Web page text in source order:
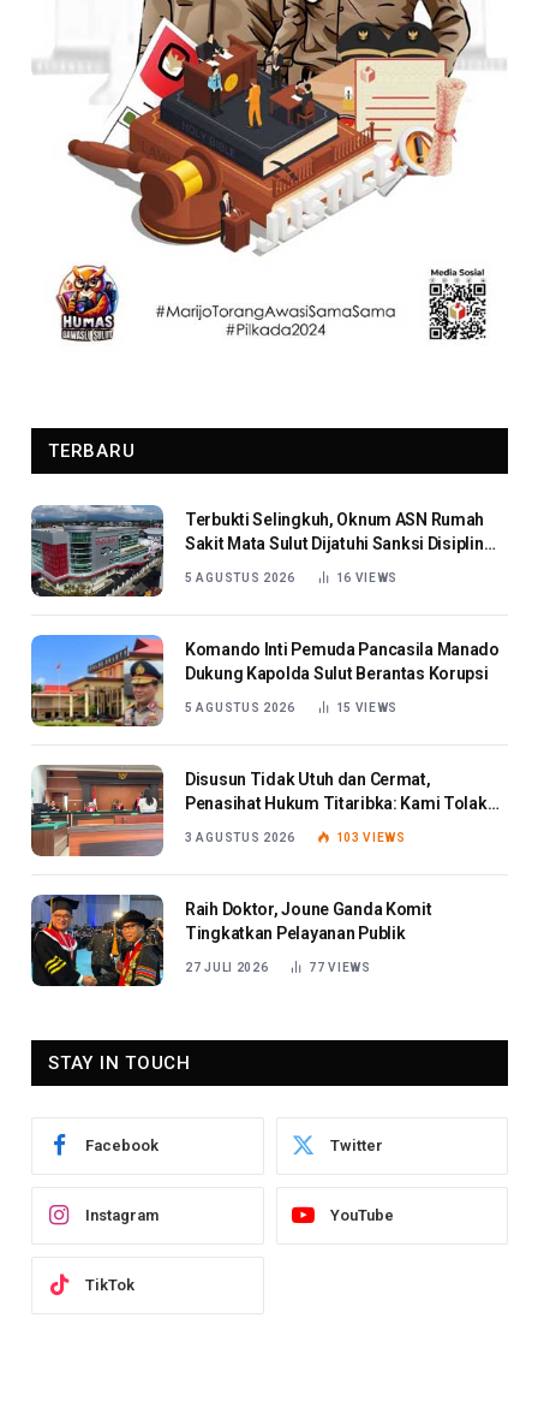
TERBARU
Terbukti Selingkuh, Oknum ASN Rumah
Sakit Mata Sulut Dijatuhi Sanksi Disiplin
5 AGUSTUS 2026 16 VIEWS
Komando Inti Pemuda Pancasila Manado
Dukung Kapolda Sulut Berantas Korupsi
5 AGUSTUS 2026 15 VIEWS
Disusun Tidak Utuh dan Cermat,
Penasihat Hukum Titaribka: Kami Tolak
3 AGUSTUS 2026 103VIEWS
Raih Doktor, Joune Ganda Komit
Tingkatkan Pelayanan Publik
27 JULI 2026 77VIEWS
STAY IN TOUCH
Facebook Twitter
Instagram YouTube
TikTok